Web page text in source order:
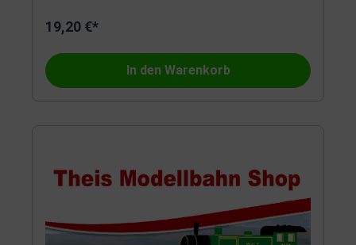
19,20 €*
In den Warenkorb